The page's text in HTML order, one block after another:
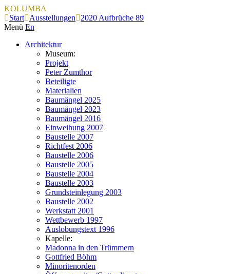
KOLUMBA
Start
Ausstellungen
2020 Aufbrüche 89
Menü En
Architektur
Museum:
Projekt
Peter Zumthor
Beteiligte
Materialien
Baumängel 2025
Baumängel 2023
Baumängel 2016
Einweihung 2007
Baustelle 2007
Richtfest 2006
Baustelle 2006
Baustelle 2005
Baustelle 2004
Baustelle 2003
Grundsteinlegung 2003
Baustelle 2002
Werkstatt 2001
Wettbewerb 1997
Auslobungstext 1996
Kapelle:
Madonna in den Trümmern
Gottfried Böhm
Minoritenorden